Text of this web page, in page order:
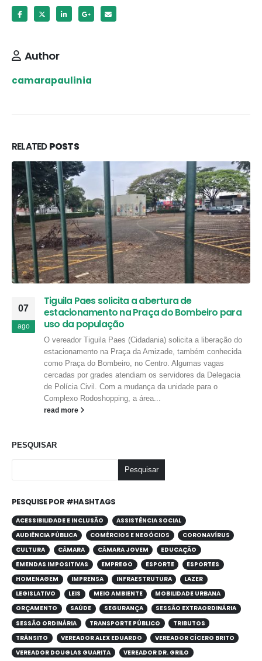
Author
camarapaulinia
RELATEDPOSTS
07
ago
Tiguila Paes solicita a abertura de
estacionamento na Praça do Bombeiro para
uso da população
O vereador Tiguila Paes (Cidadania) solicita a liberação do
estacionamento na Praça da Amizade, também conhecida
como Praça do Bombeiro, no Centro. Algumas vagas
cercadas por grades atendiam os servidores da Delegacia
de Polícia Civil. Com a mudança da unidade para o
Complexo Rodoshopping, a área...
read more
PESQUISAR
Pesquisar
PESQUISE POR #HASHTAGS
ACESSIBILIDADE E INCLUSÃO
ASSISTÊNCIA SOCIAL
AUDIÊNCIA PÚBLICA
COMÉRCIOS E NEGÓCIOS
CORONAVÍRUS
CULTURA
CÂMARA CÂMARA JOVEM
EDUCAÇÃO
EMENDAS IMPOSITIVAS
EMPREGO ESPORTE
ESPORTES
HOMENAGEM
IMPRENSA INFRAESTRUTURA
LAZER
LEGISLATIVO
LEIS MEIO AMBIENTE
MOBILIDADE URBANA
ORÇAMENTO
SAÚDE SEGURANÇA
SESSÃO EXTRAORDINÁRIA
SESSÃO ORDINÁRIA
TRANSPORTE PÚBLICO
TRIBUTOS
TRÂNSITO
VEREADOR ALEX EDUARDO
VEREADOR CÍCERO BRITO
VEREADOR DOUGLAS GUARITA
VEREADOR DR. GRILO